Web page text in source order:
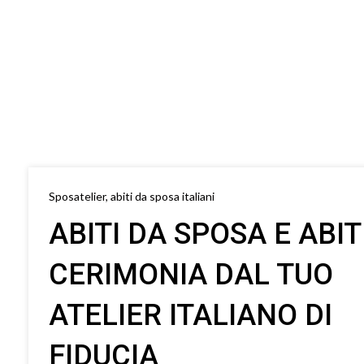
Sposatelier, abiti da sposa italiani
ABITI DA SPOSA E
CERIMONIA DAL TUO
ATELIER ITALIANO DI
FIDUCIA